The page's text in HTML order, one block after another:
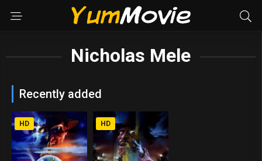
Nicholas Mele
Recently added
HD HD